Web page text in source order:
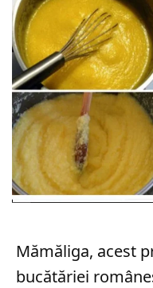
Mămăliga, acest
bucătăriei